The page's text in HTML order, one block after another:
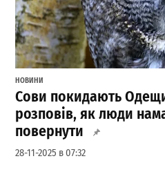
НОВИНИ
Сови покидають
розповів, як люди
повернути
28-11-2025 в 07:32